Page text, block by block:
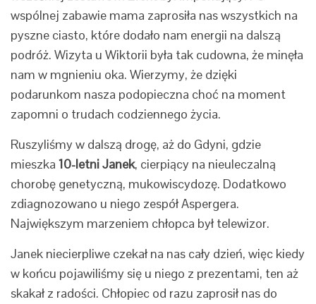
wspólnej zabawie mama zaprosiła nas wszystkich na
pyszne ciasto, które dodało nam energii na dalszą
podróż. Wizyta u Wiktorii była tak cudowna, że minęła
nam w mgnieniu oka. Wierzymy, że dzięki
podarunkom nasza podopieczna choć na moment
zapomni o trudach codziennego życia.
Ruszyliśmy w dalszą drogę, aż do Gdyni, gdzie
mieszka 10-letni Janek, cierpiący na nieuleczalną
chorobę genetyczną, mukowiscydozę. Dodatkowo
zdiagnozowano u niego zespół Aspergera.
Największym marzeniem chłopca był telewizor.
Janek niecierpliwe czekał na nas cały dzień, więc kiedy
w końcu pojawiliśmy się u niego z prezentami, ten aż
skakał z radości. Chłopiec od razu zaprosił nas do